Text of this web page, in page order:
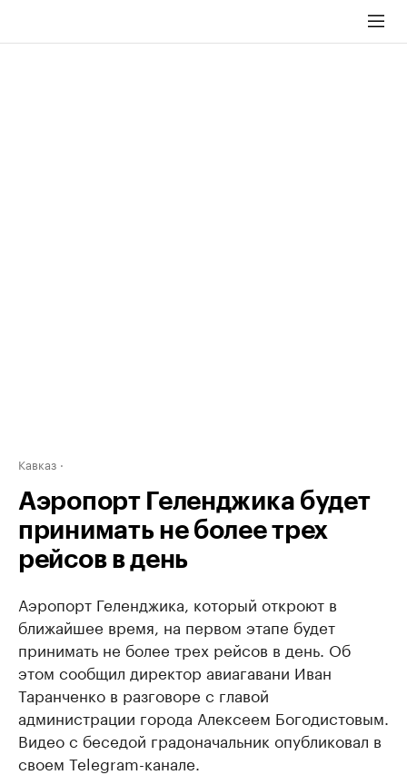
Кавказ
Аэропорт Геленджика будет
принимать не более трех
рейсов в день
Аэропорт Геленджика, который откроют в
ближайшее время, на первом этапе будет
принимать не более трех рейсов в день. Об
этом сообщил директор авиагавани Иван
Таранченко в разговоре с главой
администрации города Алексеем Богодистовым.
Видео с беседой градоначальник опубликовал в
своем Telegram-канале.